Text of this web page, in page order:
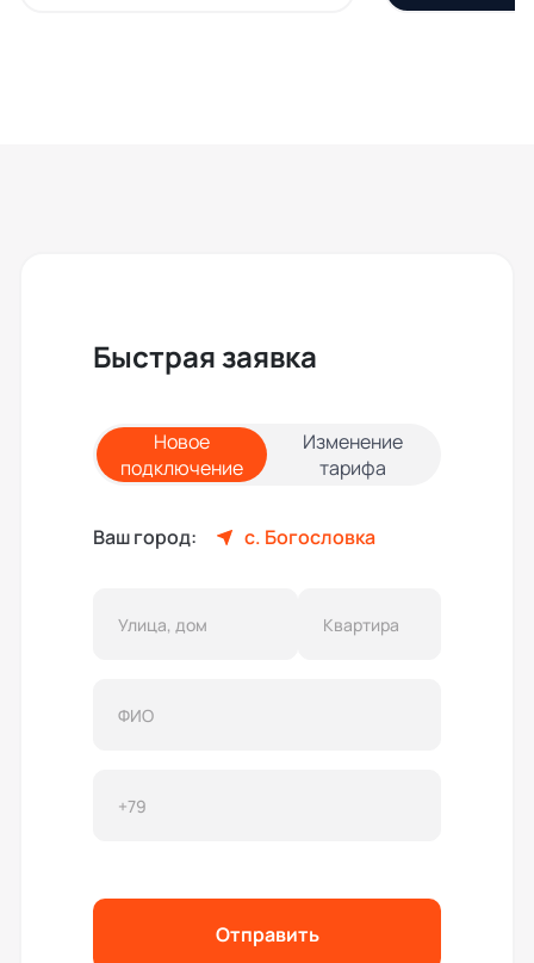
Быстрая заявка
Новое
подключение
Изменение
тарифа
Ваш город: с. Богословка
Отправить